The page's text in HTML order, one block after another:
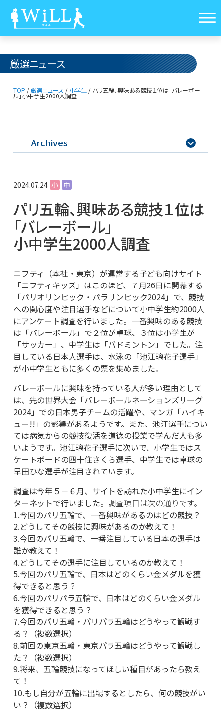
厳選ニュース
TOP /厳選ニュース / 小学生/ パリ五輪、興味ある競技１位は「バレーボー
ル」小中学生2000人調査
Archives 
2024.07.24 小 中
パリ五輪、興味ある競技１位は
「バレーボール」
小中学生2000人調査
ニフティ（本社・東京）が運営する子ども向けサイト
「ニフティキッズ」はこのほど、７月26日に開幕する
「パリオリンピック・パラリンピック2024」で、競技
への関心度や注目選手などについて小中学生約2000人
にアンケート調査を行いました。一番興味のある競技
は「バレーボール」で２位が卓球、３位は小学生が
「サッカー」、中学生は「バドミントン」でした。注
目している日本人選手は、水泳の「池江璃花子選手」
が小中学生ともに多くの票を集めました。
バレーボールに興味を持っている人が多い理由として
は、先の世界大会「バレーボールネーションズリーグ
2024」での日本男子チームの活躍や、マンガ「ハイキ
ュー!!」の影響があるようです。また、池江選手につい
ては病気からの競技復活を道徳の授業で学んだ人も多
いようです。池江璃花子選手に次いで、小学生ではス
ケートボードの四十住さくら選手、中学生では卓球の
早田ひな選手が注目されています。
調査は今年５－６月、サイトを訪れた小中学生にイン
ターネットで行いました。 調査項目は次の通りです。
1.今回のパリ五輪で、一番興味があるのはどの競技？
2.どうしてその競技に興味があるのか教えて！
3.今回のパリ五輪で、一番注目している日本の選手は
誰か教えて！
4.どうしてその選手に注目しているのか教えて！
5.今回のパリ五輪で、日本はどのくらい金メダルを獲
得できると思う？
6.今回のパリパラ五輪で、日本はどのくらい金メダル
を獲得できると思う？
7.今回のパリ五輪・パリパラ五輪はどうやって観戦す
る？（複数選択）
8.前回の東京五輪・東京パラ五輪はどうやって観戦し
た？（複数選択）
9.将来、五輪競技になってほしい種目があったら教え
て！
10.もし自分が五輪に出場するとしたら、何の競技がい
い？（複数選択）